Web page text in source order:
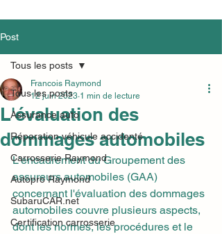
Post
Tous les posts
Assurance auto
Réparation véhicule accidenté
Carrosserie Raymond
Autopro Raymond
SubaruCAR.net
Certification carrosserie
Tous les posts
L'évaluation des
dommages automobiles
Francois Raymond
12 juin 2023 1 min de lecture
L'encadrement du Groupement des
assureurs automobiles (GAA)
concernant l'évaluation des dommages
automobiles couvre plusieurs aspects,
dont les normes, les procédures et le